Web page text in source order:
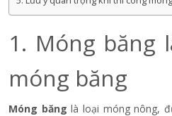
1. Móng băng
móng băng
Móng băng là loại móng nông,